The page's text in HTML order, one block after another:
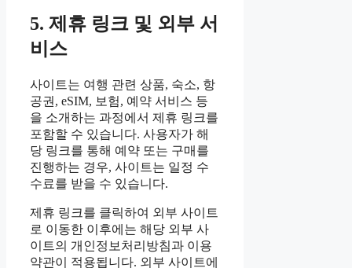
5. 제휴 링크 및 외부 서
비스
사이트는 여행 관련 상품, 숙소, 항
공권, eSIM, 보험, 예약 서비스 등
을 소개하는 과정에서 제휴 링크를
포함할 수 있습니다. 사용자가 해
당 링크를 통해 예약 또는 구매를
진행하는 경우, 사이트는 일정 수
수료를 받을 수 있습니다.
제휴 링크를 클릭하여 외부 사이트
로 이동한 이후에는 해당 외부 사
이트의 개인정보처리방침과 이용
약관이 적용됩니다. 외부 사이트에